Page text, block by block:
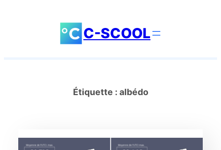
C-SCOOL
Étiquette : albédo